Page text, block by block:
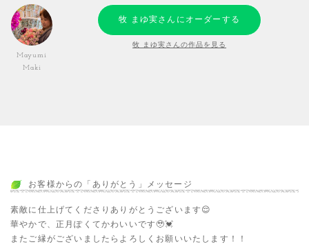
Mayumi
Maki
牧 まゆ実さんにオーダーする
牧 まゆ実さんの作品を見る
お客様からの「ありがとう」メッセージ
素敵に仕上げてくださりありがとうございます😌
華やかで、正月ぽくてかわいいです🥹💓
またご縁がございましたらよろしくお願いいたします！！